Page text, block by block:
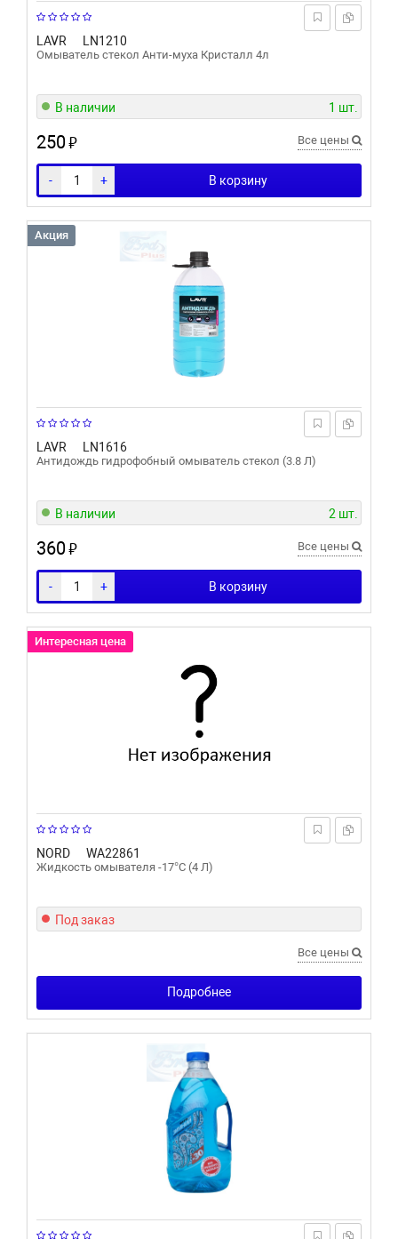
LAVR LN1210
Омыватель стекол Анти-муха Кристалл 4л
В наличии 1 шт.
250₽ Все цены
- + В корзину
LAVR LN1616
Антидождь гидрофобный омыватель стекол (3.8 Л)
Акция
В наличии 2 шт.
360₽ Все цены
- + В корзину
NORD WA22861
Жидкость омывателя -17°С (4 Л)
Интересная цена
Под заказ
Все цены
Подробнее